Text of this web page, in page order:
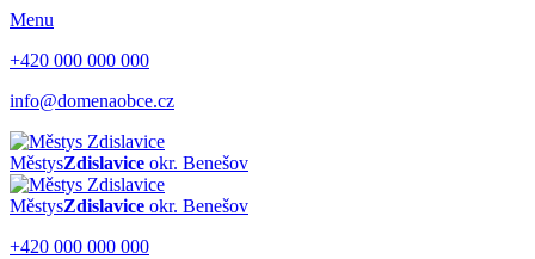
Menu
+420 000 000 000
info@domenaobce.cz
MěstysZdislavice okr. Benešov
MěstysZdislavice okr. Benešov
+420 000 000 000